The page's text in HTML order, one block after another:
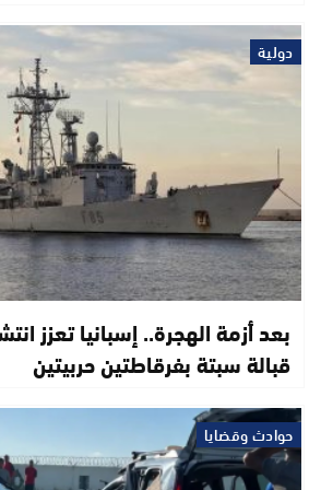
دولية
بعد أزمة الهجرة.. إسبانيا تعزز
قبالة سبتة بفرقاطتين حربيتين
حوادث وقضايا